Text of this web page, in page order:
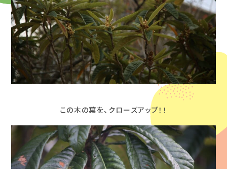
この木の葉を、クローズアップ！！